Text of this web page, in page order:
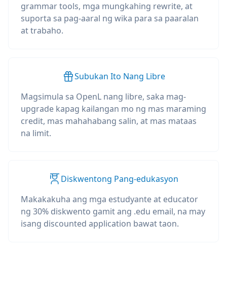
grammar tools, mga mungkahing rewrite, at
suporta sa pag-aaral ng wika para sa paaralan
at trabaho.
Subukan Ito Nang Libre
Magsimula sa OpenL nang libre, saka mag-
upgrade kapag kailangan mo ng mas maraming
credit, mas mahahabang salin, at mas mataas
na limit.
Diskwentong Pang-edukasyon
Makakakuha ang mga estudyante at educator
ng 30% diskwento gamit ang .edu email, na may
isang discounted application bawat taon.